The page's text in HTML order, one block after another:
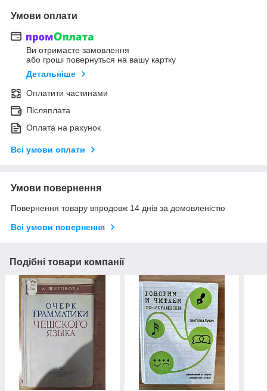
Умови оплати
Ви отримаєте замовлення
або гроші повернуться на вашу картку
Детальніше
Оплатити частинами
Післяплата
Оплата на рахунок
Всі умови оплати
Умови повернення
Повернення товару впродовж 14 днів за домовленістю
Всі умови повернення
Подібні товари компанії